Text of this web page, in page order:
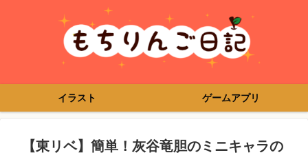
イラスト ゲームアプリ
【東リベ】簡単！灰谷竜胆のミニキャラの